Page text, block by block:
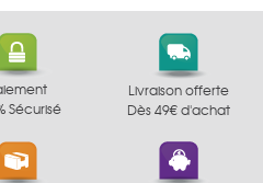
Sécurisé
Livraison offerte
Dès 49€ d'achat